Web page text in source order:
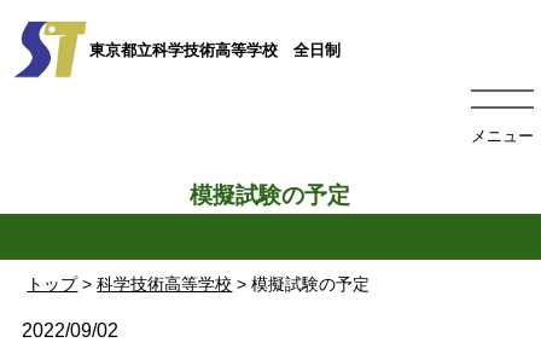
東京都立科学技術高等学校 全日制
メニュー
トップ>科学技術高等学校 > 模擬試験の予定
模擬試験の予定
2022/09/02